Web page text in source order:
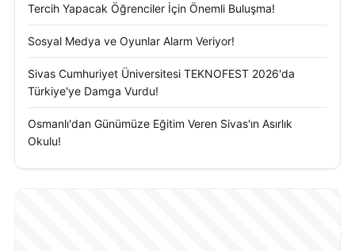
Tercih Yapacak Öğrenciler İçin Önemli Buluşma!
Sosyal Medya ve Oyunlar Alarm Veriyor!
Sivas Cumhuriyet Üniversitesi TEKNOFEST 2026'da
Türkiye'ye Damga Vurdu!
Osmanlı'dan Günümüze Eğitim Veren Sivas'ın Asırlık
Okulu!